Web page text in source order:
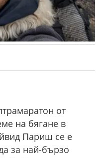
от
на бягане в
Париш се е
за най-бързо